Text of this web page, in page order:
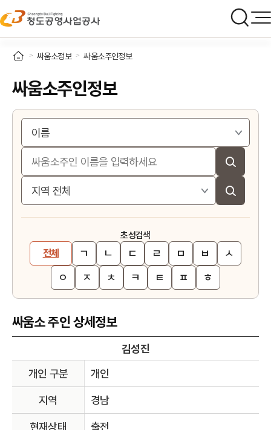
싸움소정보 싸움소주인정보
싸움소주인정보
초성검색
전체 ㄱ ㄴ ㄷ ㄹ ㅁ ㅂ
ㅅ
ㅇ
ㅈ ㅊ ㅋ ㅌ ㅍ ㅎ
싸움소 주인 상세정보
김성진
개인 구분
개인
지역 경남
현재상태 출전